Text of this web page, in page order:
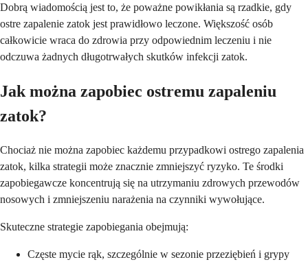
Dobrą wiadomością jest to, że poważne powikłania są rzadkie, gdy
ostre zapalenie zatok jest prawidłowo leczone. Większość osób
całkowicie wraca do zdrowia przy odpowiednim leczeniu i nie
odczuwa żadnych długotrwałych skutków infekcji zatok.
Jak można zapobiec ostremu zapaleniu
zatok?
Chociaż nie można zapobiec każdemu przypadkowi ostrego zapalenia
zatok, kilka strategii może znacznie zmniejszyć ryzyko. Te środki
zapobiegawcze koncentrują się na utrzymaniu zdrowych przewodów
nosowych i zmniejszeniu narażenia na czynniki wywołujące.
Skuteczne strategie zapobiegania obejmują:
Częste mycie rąk, szczególnie w sezonie przeziębień i grypy